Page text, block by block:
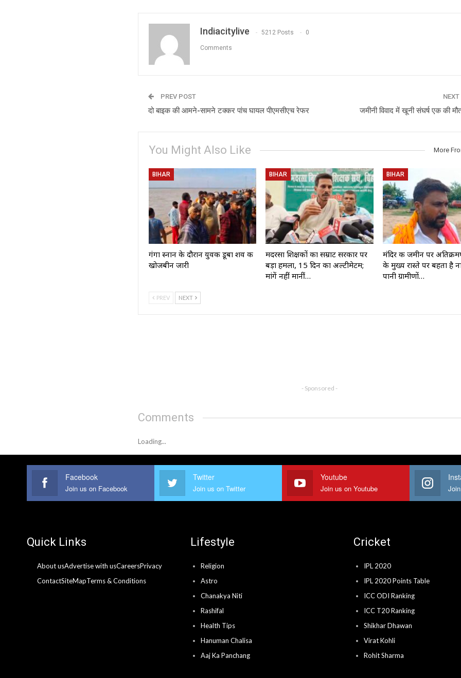
Indiacitylive 5212 Posts 0
Comments
PREV POST
दो बाइक की आमने-सामने टक्कर पांच घायल पीएमसीएच रेफर जमीनी विवाद में खूनी संघर्ष एक की
You Might Also Like More
BIHAR
गंगा स्नान के दौरान युवक डूबा शव की
खोजबीन जारी
BIHAR
मदरसा शिक्षकों का सम्राट सरकार पर
बड़ा हमला, 15 दिन का अल्टीमेटम;
मांगें नहीं मानीं…
BIHAR
मंदिर की जमीन पर
के मुख्य रास्ते पर बहता है
पानी ग्रामीणों…
PREV NEXT
- Sponsored -
Comments
Loading...
Facebook
Join us on Facebook
Twitter
Join us on Twitter
Youtube
Join us on Youtube
Quick Links
About usAdvertise with usCareersPrivacy
ContactSiteMapTerms & Conditions
Lifestyle
Religion
Astro
Chanakya Niti
Rashifal
Health Tips
Hanuman Chalisa
Aaj Ka Panchang
Cricket
IPL 2020
IPL 2020 Points Table
ICC ODI Ranking
ICC T20 Ranking
Shikhar Dhawan
Virat Kohli
Rohit Sharma